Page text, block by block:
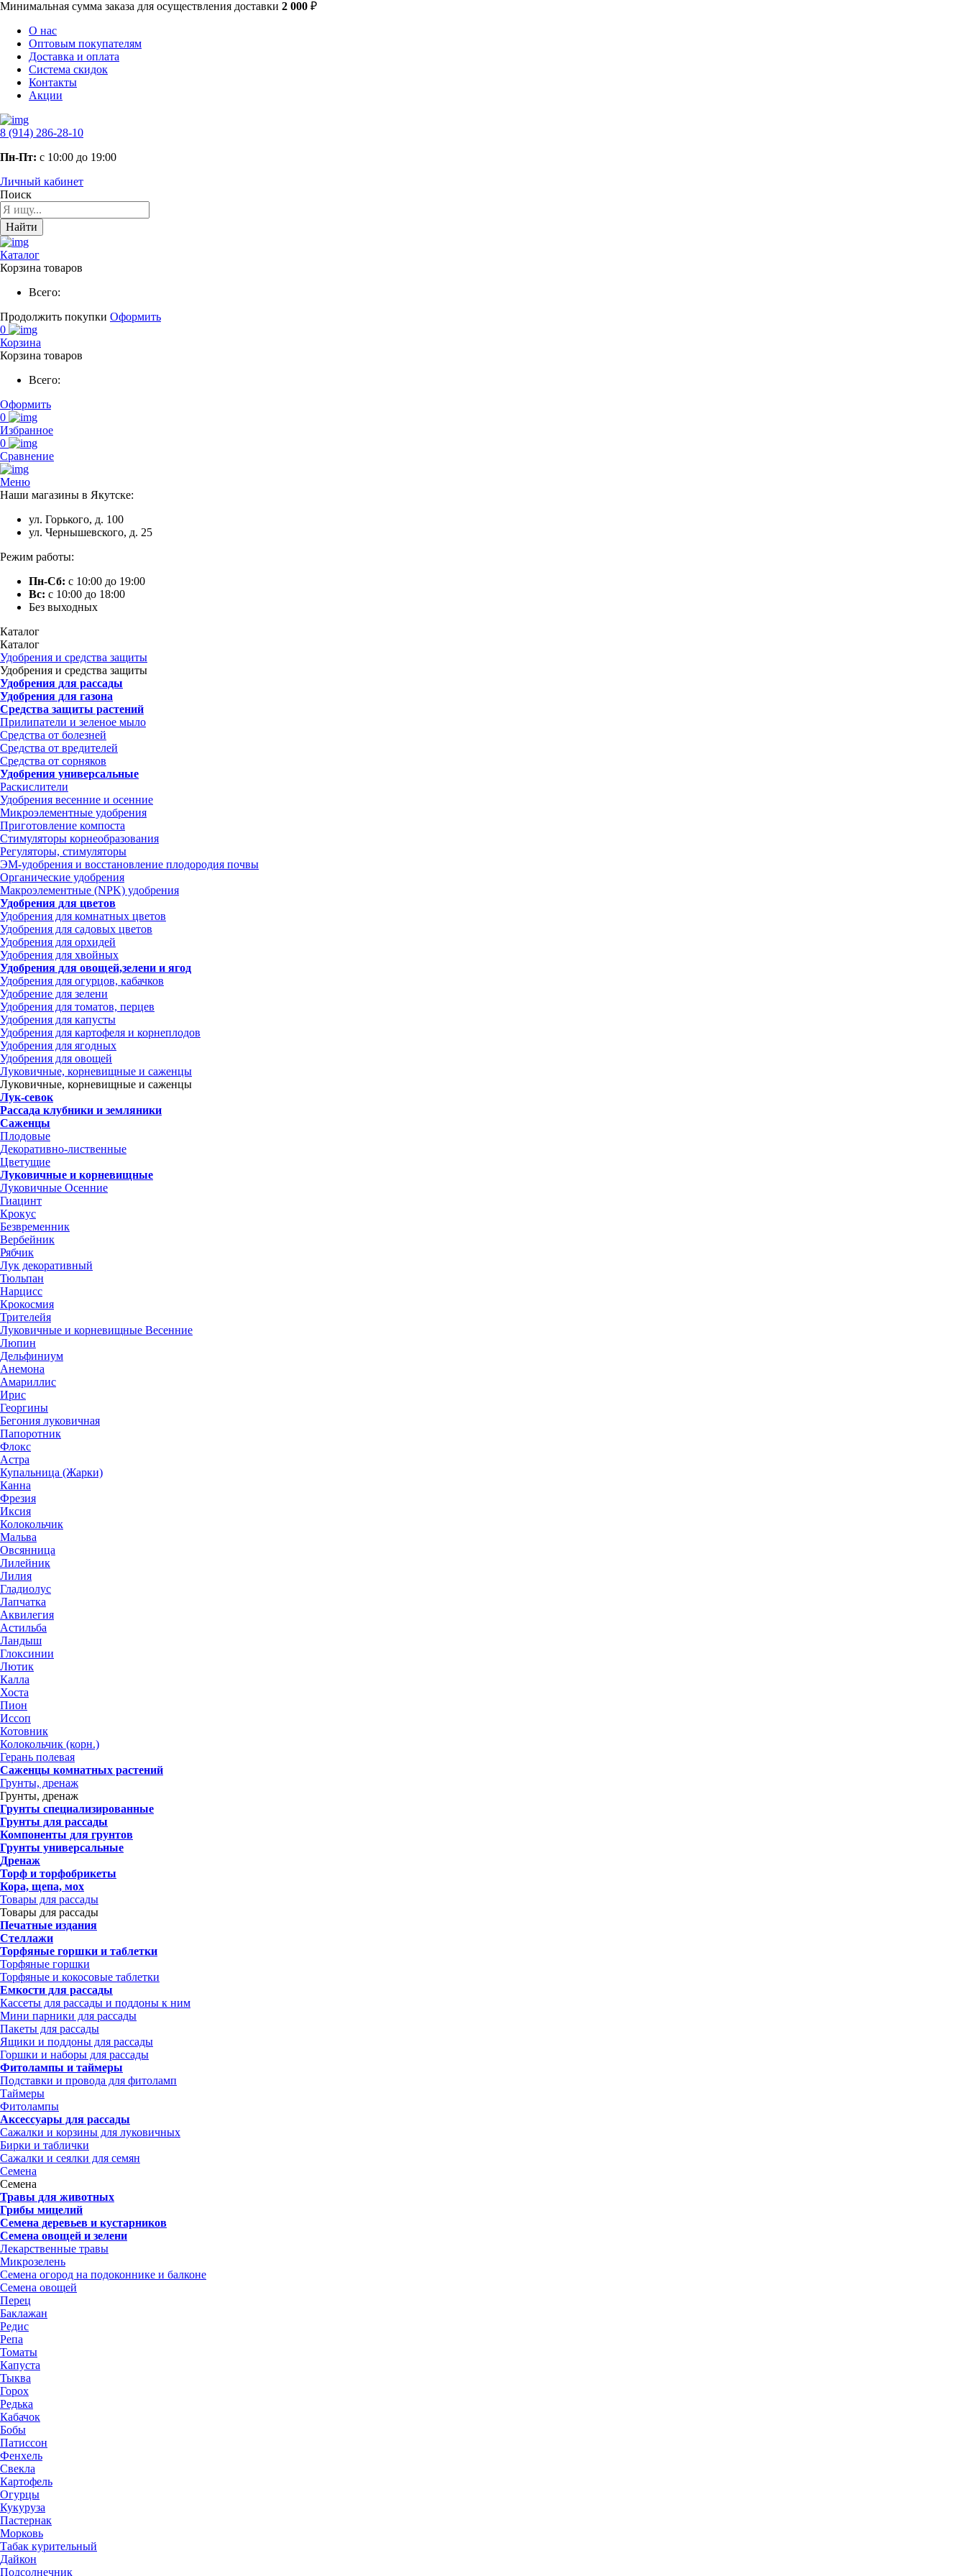
Минимальная сумма заказа для осуществления доставки 2 000 ₽
О нас
Оптовым покупателям
Доставка и оплата
Система скидок
Контакты
Акции
8 (914) 286-28-10
Пн-Пт: с 10:00 до 19:00
Личный кабинет
Поиск
Найти
Каталог
Корзина товаров
Всего:
Продолжить покупки Оформить
0
Корзина
Корзина товаров
Всего:
Оформить
0
Избранное
0
Сравнение
Меню
Наши магазины в Якутске:
ул. Горького, д. 100
ул. Чернышевского, д. 25
Режим работы:
Пн-Сб: с 10:00 до 19:00
Вс: с 10:00 до 18:00
Без выходных
Каталог
Каталог
Удобрения и средства защиты
Удобрения и средства защиты
Удобрения для рассады
Удобрения для газона
Средства защиты растений
Прилипатели и зеленое мыло
Средства от болезней
Средства от вредителей
Средства от сорняков
Удобрения универсальные
Раскислители
Удобрения весенние и осенние
Микроэлементные удобрения
Приготовление компоста
Стимуляторы корнеобразования
Регуляторы, стимуляторы
ЭМ-удобрения и восстановление плодородия почвы
Органические удобрения
Макроэлементные (NPK) удобрения
Удобрения для цветов
Удобрения для комнатных цветов
Удобрения для садовых цветов
Удобрения для орхидей
Удобрения для хвойных
Удобрения для овощей,зелени и ягод
Удобрения для огурцов, кабачков
Удобрение для зелени
Удобрения для томатов, перцев
Удобрения для капусты
Удобрения для картофеля и корнеплодов
Удобрения для ягодных
Удобрения для овощей
Луковичные, корневищные и саженцы
Луковичные, корневищные и саженцы
Лук-севок
Рассада клубники и земляники
Саженцы
Плодовые
Декоративно-лиственные
Цветущие
Луковичные и корневищные
Луковичные Осенние
Гиацинт
Крокус
Безвременник
Вербейник
Рябчик
Лук декоративный
Тюльпан
Нарцисс
Крокосмия
Трителейя
Луковичные и корневищные Весенние
Люпин
Дельфиниум
Анемона
Амариллис
Ирис
Георгины
Бегония луковичная
Папоротник
Флокс
Астра
Купальница (Жарки)
Канна
Фрезия
Иксия
Колокольчик
Мальва
Овсянница
Лилейник
Лилия
Гладиолус
Лапчатка
Аквилегия
Астильба
Ландыш
Глоксинии
Лютик
Калла
Хоста
Пион
Иссоп
Котовник
Колокольчик (корн.)
Герань полевая
Саженцы комнатных растений
Грунты, дренаж
Грунты, дренаж
Грунты специализированные
Грунты для рассады
Компоненты для грунтов
Грунты универсальные
Дренаж
Торф и торфобрикеты
Кора, щепа, мох
Товары для рассады
Товары для рассады
Печатные издания
Стеллажи
Торфяные горшки и таблетки
Торфяные горшки
Торфяные и кокосовые таблетки
Емкости для рассады
Кассеты для рассады и поддоны к ним
Мини парники для рассады
Пакеты для рассады
Ящики и поддоны для рассады
Горшки и наборы для рассады
Фитолампы и таймеры
Подставки и провода для фитоламп
Таймеры
Фитолампы
Аксессуары для рассады
Сажалки и корзины для луковичных
Бирки и таблички
Сажалки и сеялки для семян
Семена
Семена
Травы для животных
Грибы мицелий
Семена деревьев и кустарников
Семена овощей и зелени
Лекарственные травы
Микрозелень
Семена огород на подоконнике и балконе
Семена овощей
Перец
Баклажан
Редис
Репа
Томаты
Капуста
Тыква
Горох
Редька
Кабачок
Бобы
Патиссон
Фенхель
Свекла
Картофель
Огурцы
Кукуруза
Пастернак
Морковь
Табак курительный
Дайкон
Подсолнечник